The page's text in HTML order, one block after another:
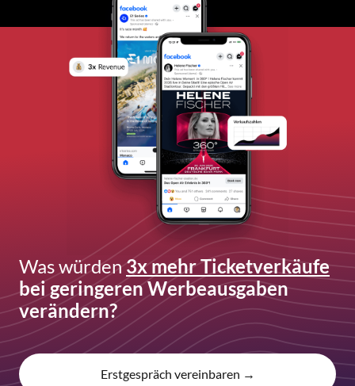
Was würden3x mehr Ticketverkäufe
bei geringeren Werbeausgaben
verändern?
Erstgespräch vereinbaren →